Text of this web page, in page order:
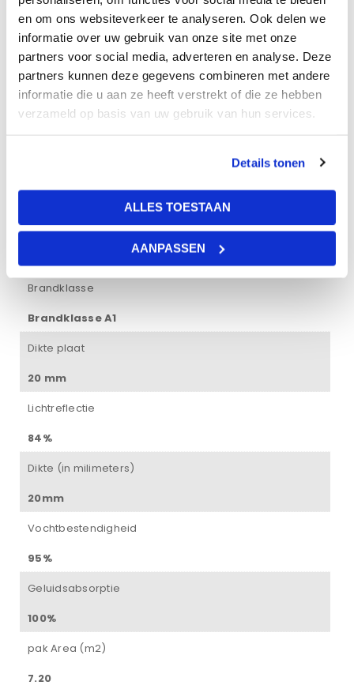
en om ons websiteverkeer te analyseren. Ook delen we
informatie over uw gebruik van onze site met onze
partners voor social media, adverteren en analyse. Deze
partners kunnen deze gegevens combineren met andere
informatie die u aan ze heeft verstrekt of die ze hebben
verzameld op basis van uw gebruik van hun services.
Details tonen
ALLES TOESTAAN
AANPASSEN
systeemplafond. Deze afwerking past op een regulier T24
systeem.
Gewicht
120 × 60 × 2 cm
Kleur
Brandklasse
Brandklasse A1
Dikte plaat
20 mm
Lichtreflectie
84%
Dikte (in milimeters)
20mm
Vochtbestendigheid
95%
Geluidsabsorptie
100%
pak Area (m2)
7.20